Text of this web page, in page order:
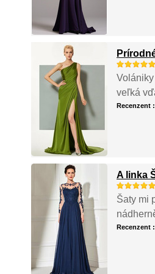
veľká
Recenzent
A linka
Šaty mi
Recenzent